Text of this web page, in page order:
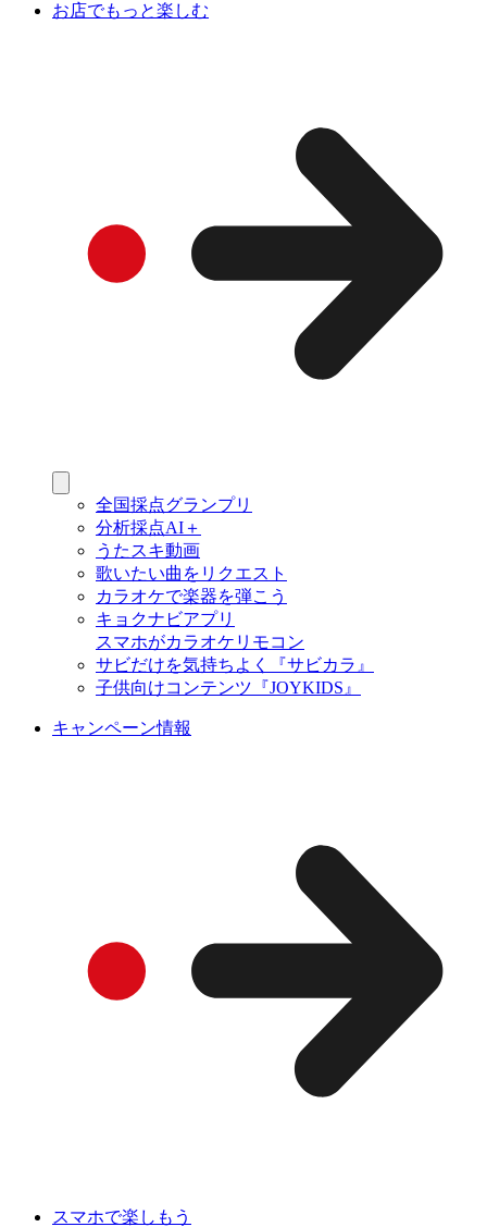
お店でもっと楽しむ
全国採点グランプリ
分析採点AI＋
うたスキ動画
歌いたい曲をリクエスト
カラオケで楽器を弾こう
キョクナビアプリ
スマホがカラオケリモコン
サビだけを気持ちよく『サビカラ』
子供向けコンテンツ『JOYKIDS』
キャンペーン情報
スマホで楽しもう